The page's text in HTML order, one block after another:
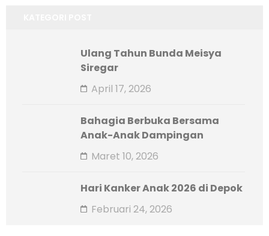
Ulang Tahun Bunda Meisya
Siregar
April 17, 2026
Bahagia Berbuka Bersama
Anak-Anak Dampingan
Maret 10, 2026
Hari Kanker Anak 2026 di Depok
Februari 24, 2026